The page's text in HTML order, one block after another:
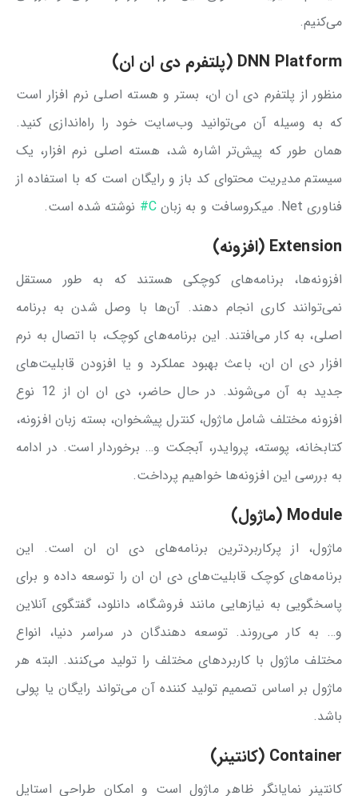
می‌کنیم.
DNN Platform (پلتفرم دی ان ان)
منظور از پلتفرم دی ان ان، بستر و هسته اصلی نرم افزار است
که به وسیله آن می‌توانید وب‌سایت خود را راه‌اندازی کنید.
همان طور که پیش‌تر اشاره شد، هسته اصلی نرم افزار، یک
سیستم مدیریت محتوای کد باز و رایگان است که با استفاده از
فناوری Net. میکروسافت و به زبان
C# نوشته شده است.
Extension (افزونه)
افزونه‌ها، برنامه‌های کوچکی هستند که به طور مستقل
نمی‌توانند کاری انجام دهند. آن‌ها با وصل شدن به برنامه
اصلی، به کار می‌افتند. این برنامه‌های کوچک، با اتصال به نرم
افزار دی ان ان، باعث بهبود عملکرد و یا افزودن قابلیت‌های
جدید به آن می‌شوند. در حال حاضر، دی ان ان از 12 نوع
افزونه مختلف شامل ماژول، کنترل پیشخوان، بسته زبان افزونه،
کتابخانه، پوسته، پروایدر، آبجکت و… برخوردار است. در ادامه
به بررسی این افزونه‌ها خواهیم پرداخت.
Module (ماژول)
ماژول، از پرکاربردترین برنامه‌های دی ان ان است. این
برنامه‌های کوچک قابلیت‌های دی ان ان را توسعه داده و برای
پاسخگویی به نیازهایی مانند فروشگاه، دانلود، گفتگوی آنلاین
و… به کار می‌روند. توسعه دهندگان در سراسر دنیا، انواع
مختلف ماژول با کاربردهای مختلف را تولید می‌کنند. البته هر
ماژول بر اساس تصمیم تولید کننده آن می‌تواند رایگان یا پولی
باشد.
Container (کانتینر)
کانتینر نمایانگر ظاهر ماژول است و امکان طراحی استایل